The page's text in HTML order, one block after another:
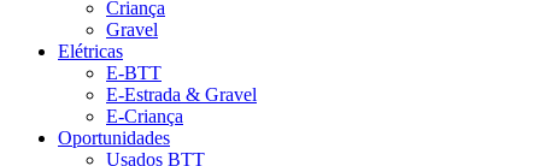
Criança
Gravel
Elétricas
E-BTT
E-Estrada & Gravel
E-Criança
Oportunidades
Usados BTT